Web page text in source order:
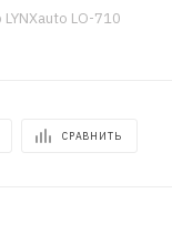
LO-710
СРАВНИТЬ